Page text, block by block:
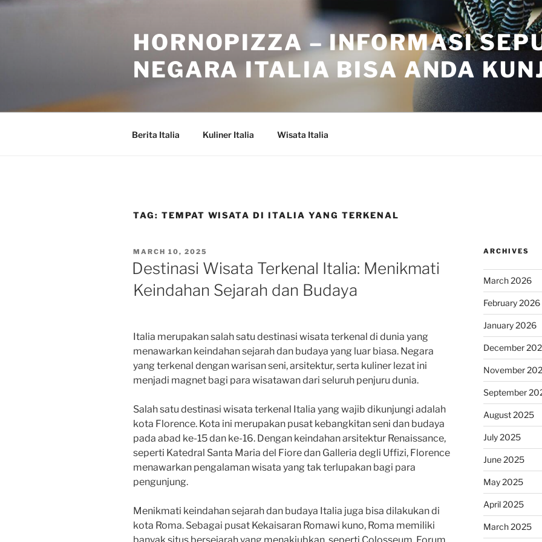
Skip
HORNOPIZZA – INFORMASI
NEGARA ITALIA BISA ANDA
Berita Italia Kuliner Italia Wisata Italia
TAG: TEMPAT WISATA DI ITALIA YANG TERKENAL
POSTED
ON
MARCH 10, 2025
Destinasi Wisata Terkenal Italia: Menikmati
Keindahan Sejarah dan Budaya
Italia merupakan salah satu destinasi wisata terkenal di dunia yang
menawarkan keindahan sejarah dan budaya yang luar biasa. Negara
yang terkenal dengan warisan seni, arsitektur, serta kuliner lezat ini
menjadi magnet bagi para wisatawan dari seluruh penjuru dunia.
Salah satu destinasi wisata terkenal Italia yang wajib dikunjungi adalah
kota Florence. Kota ini merupakan pusat kebangkitan seni dan budaya
pada abad ke-15 dan ke-16. Dengan keindahan arsitektur Renaissance,
seperti Katedral Santa Maria del Fiore dan Galleria degli Uffizi, Florence
menawarkan pengalaman wisata yang tak terlupakan bagi para
pengunjung.
Menikmati keindahan sejarah dan budaya Italia juga bisa dilakukan di
kota Roma. Sebagai pusat Kekaisaran Romawi kuno, Roma memiliki
ARCHIVES
March 2026
February 2026
January 2026
December
November
September
August 2025
July 2025
June 2025
May 2025
April 2025
March 2025